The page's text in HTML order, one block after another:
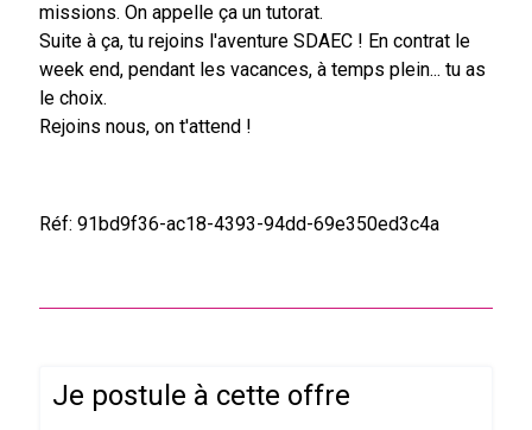
missions. On appelle ça un tutorat.
Suite à ça, tu rejoins l'aventure SDAEC ! En contrat le
week end, pendant les vacances, à temps plein... tu as
le choix.
Rejoins nous, on t'attend !
Réf: 91bd9f36-ac18-4393-94dd-69e350ed3c4a
Je postule à cette offre